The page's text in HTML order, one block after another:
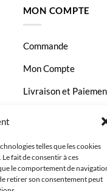
telles que les cookies
fait de consentir à ces
le comportement de
retirer son consentement peut
MON COMPTE
Commande
Mon Compte
Livraison et